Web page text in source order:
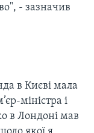
- зазначив
в Києві мала
міністра і
в Лондоні мав